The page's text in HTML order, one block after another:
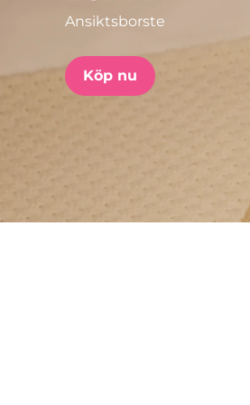
Ansiktsborste
Köp nu
issa™ Teeth Whitening Set
FAQ™ Dual LED Panel
POPULÄR